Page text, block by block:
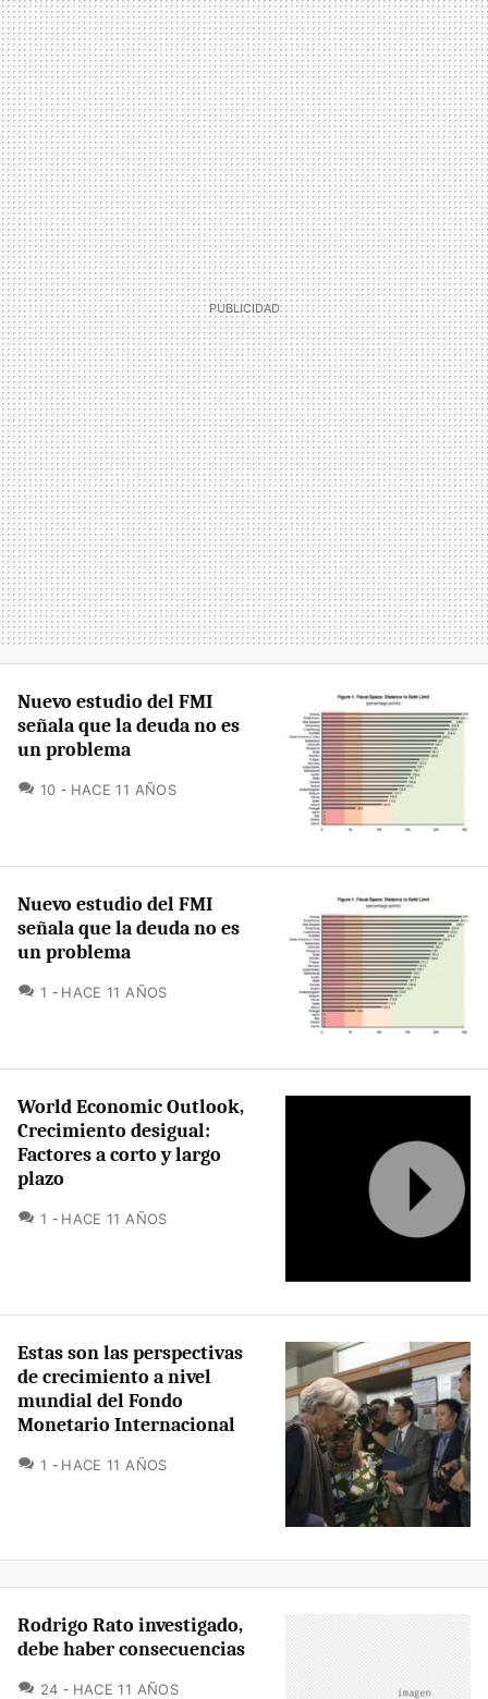
Nuevo estudio del FMI
señala que la deuda no es
un problema
10 COMENTARIOS
HACE 11 AÑOS
Nuevo estudio del FMI
señala que la deuda no es
un problema
1 COMENTARIOS
HACE 11 AÑOS
World Economic Outlook,
Crecimiento desigual:
Factores a corto y largo
plazo
1 COMENTARIOS
HACE 11 AÑOS
Estas son las perspectivas
de crecimiento a nivel
mundial del Fondo
Monetario Internacional
1 COMENTARIOS
HACE 11 AÑOS
Rodrigo Rato investigado,
debe haber consecuencias
24 COMENTARIOS
HACE 11 AÑOS